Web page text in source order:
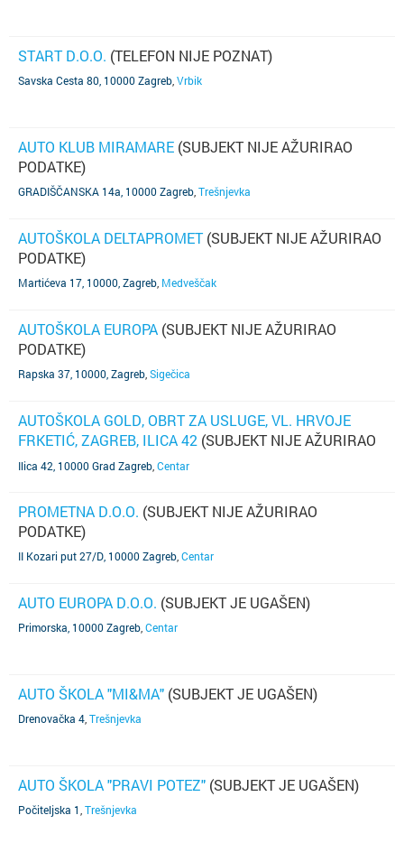
START D.O.O. (TELEFON NIJE POZNAT)
Savska Cesta 80, 10000 Zagreb Vrbik
AUTO KLUB MIRAMARE (SUBJEKT NIJE AŽURIRAO
PODATKE)
GRADIŠČANSKA 14a, 10000 Zagreb Trešnjevka
AUTOŠKOLA DELTAPROMET(SUBJEKT NIJE AŽURIRAO
PODATKE)
Martićeva 17, 10000, Zagreb Medveščak
AUTOŠKOLA EUROPA (SUBJEKT NIJE AŽURIRAO
PODATKE)
Rapska 37, 10000, Zagreb Sigečica
AUTOŠKOLA GOLD, OBRT ZA USLUGE, VL. HRVOJE
FRKETIĆ, ZAGREB, ILICA 42 (SUBJEKT NIJE AŽURIRAO
PODATKE)
Ilica 42, 10000 Grad Zagreb Centar
PROMETNA D.O.O. (SUBJEKT NIJE AŽURIRAO
PODATKE)
II Kozari put 27/D, 10000 Zagreb Centar
AUTO EUROPA D.O.O. (SUBJEKT JE UGAŠEN)
Primorska, 10000 Zagreb Centar
AUTO ŠKOLA "MI&MA" (SUBJEKT JE UGAŠEN)
Drenovačka 4 Trešnjevka
AUTO ŠKOLA "PRAVI POTEZ" (SUBJEKT JE UGAŠEN)
Počiteljska 1 Trešnjevka